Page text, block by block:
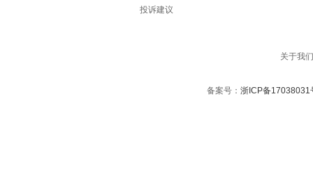
投诉建议
关于我们
备案号： 浙ICP备